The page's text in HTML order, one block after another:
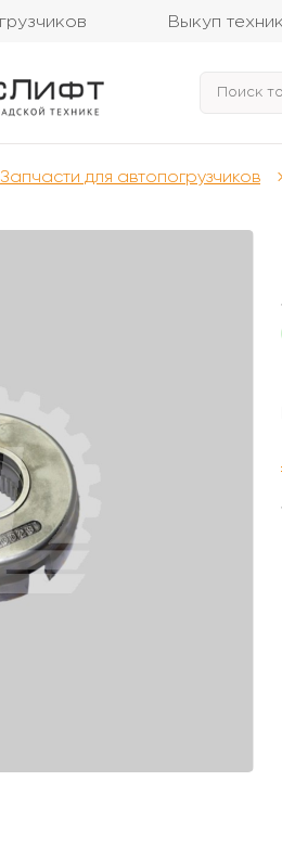
Выкуп
Запчасти для автопогрузчиков